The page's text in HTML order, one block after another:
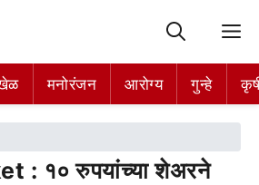
मनोरंजन आरोग्य गुन्हे
: १० रुपयांच्या शेअरने